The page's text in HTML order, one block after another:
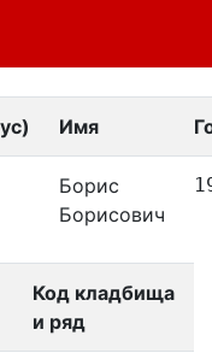
Имя
Борис
Борисович
Код кладбища
и ряд